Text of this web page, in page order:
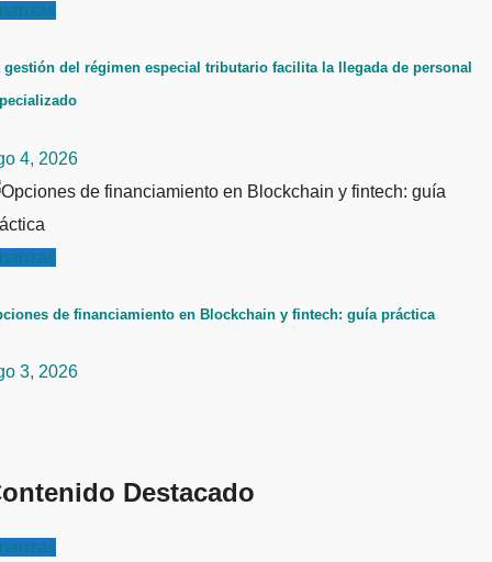
gestión del régimen especial tributario facilita la llegada de personal
4, 2026
de financiamiento en Blockchain y fintech: guía práctica
3, 2026
Destacado